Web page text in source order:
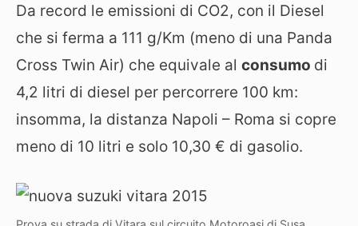
Da record le emissioni di CO2, con il Diesel
che si ferma a 111 g/Km (meno di una Panda
Cross Twin Air) che equivale al consumo di
4,2 litri di diesel per percorrere 100 km:
insomma, la distanza Napoli – Roma si copre
meno di 10 litri e solo 10,30 € di gasolio.